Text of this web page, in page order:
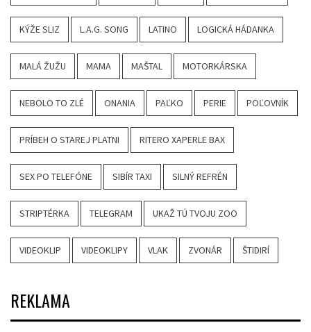
KÝŽE SLIZ L.A.G. SONG LATINO LOGICKÁ HÁDANKA
MALÁ ŽUŽU MAMA MAŠTAL MOTORKÁRSKA
NEBOLO TO ZLÉ ONANIA PAĽKO PERIE POĽOVNÍK
PRÍBEH O STAREJ PLATNI RITERO XAPERLE BAX
SEX PO TELEFÓNE SIBÍR TAXI SILNÝ REFRÉN
STRIPTÉRKA TELEGRAM UKAŽ TÚ TVOJU ZOO
VIDEOKLIP VIDEOKLIPY VLAK ZVONÁR ŠTIDIRÍ
REKLAMA